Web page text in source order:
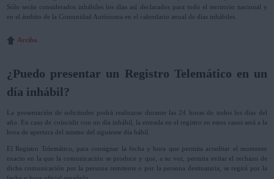
Sólo serán considerados inhábiles los días así declarados para todo el territorio nacional y
en el ámbito de la Comunidad Autónoma en el calendario anual de días inhábiles.
Arriba
¿Puedo presentar un Registro Telemático en un
día inhábil?
La presentación de solicitudes podrá realizarse durante las 24 horas de todos los días del
año. En caso de coincidir con un día inhábil, la entrada en el registro en estos casos será a la
hora de apertura del mismo del siguiente día hábil.
El Registro Telemático, para consignar la fecha y hora que permita acreditar el momento
exacto en la que la comunicación se produce y que, a su vez, permita evitar el rechazo de
dicha comunicación por la persona remitente o por la persona destinataria, se regirá por la